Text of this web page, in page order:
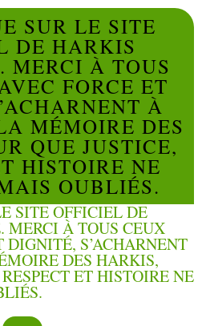
SUR LE SITE
DE HARKIS
MERCI À TOUS
FORCE ET
À
MÉMOIRE DES
QUE JUSTICE,
HISTOIRE NE
OUBLIÉS.